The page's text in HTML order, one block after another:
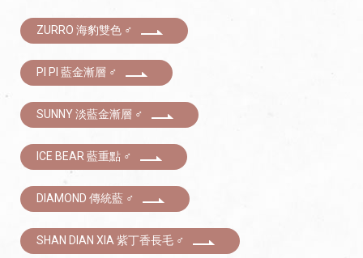
ZURRO 海豹雙色 ♂
PI PI 藍金漸層 ♂
SUNNY 淡藍金漸層 ♂
ICE BEAR 藍重點 ♂
DIAMOND 傳統藍 ♂
SHAN DIAN XIA 紫丁香長毛 ♂